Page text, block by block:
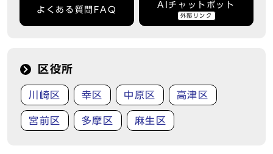
よくある質問FAQ
AIチャットボット
外部リンク
区役所
川崎区 幸区 中原区 高津区
宮前区 多摩区 麻生区